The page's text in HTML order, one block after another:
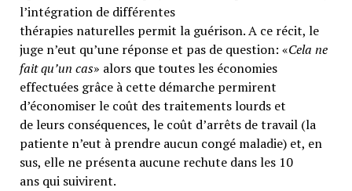
l’intégration de différentes
thérapies naturelles permit la guérison. A ce récit, le
juge n’eut qu’une réponse et pas de question: «Cela ne
fait qu’un cas» alors que toutes les économies
effectuées grâce à cette démarche permirent
d’économiser le coût des traitements lourds et
de leurs conséquences, le coût d’arrêts de travail (la
patiente n’eut à prendre aucun congé maladie) et, en
sus, elle ne présenta aucune rechute dans les 10
ans qui suivirent.